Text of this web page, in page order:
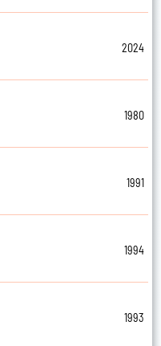
2024
1980
1991
1994
1993